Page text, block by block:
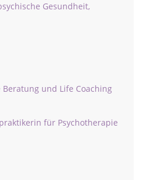
Gesundheit,
Beratung und Life Coaching
für Psychotherapie